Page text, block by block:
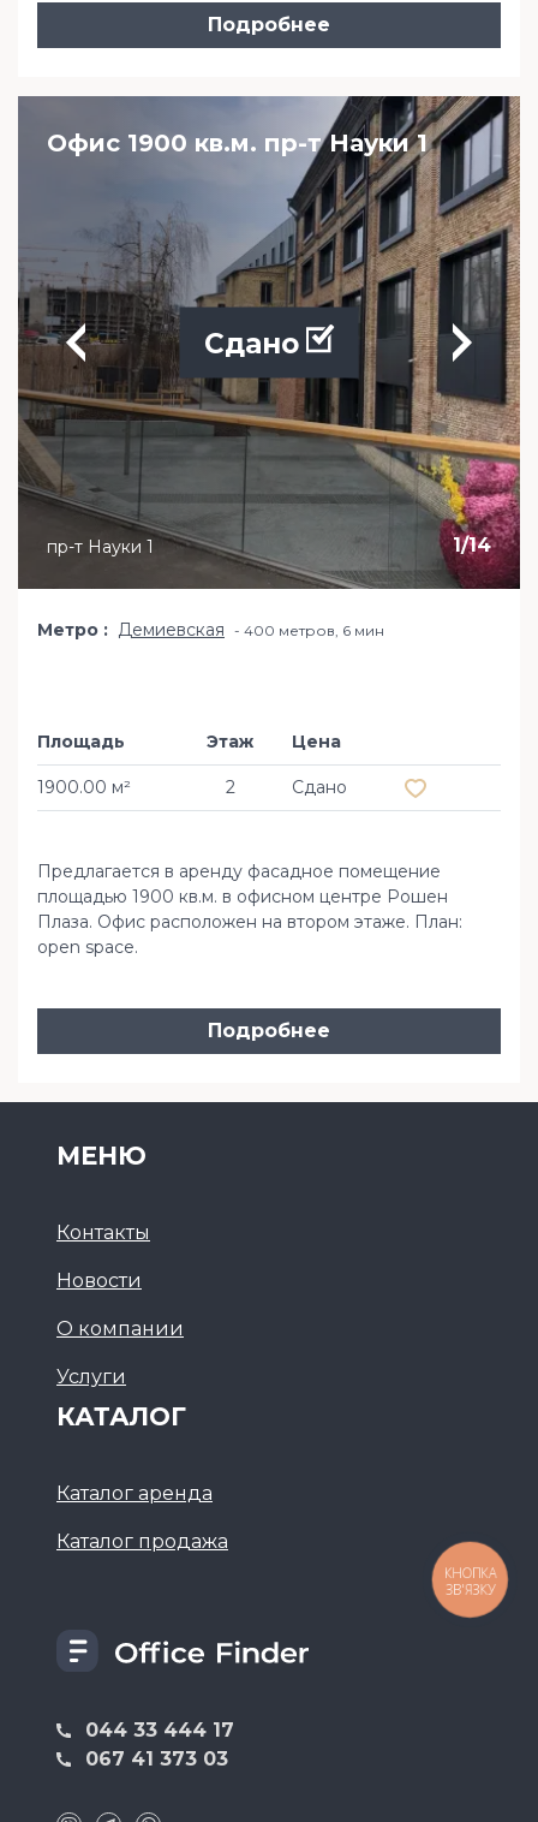
Подробнее
Офис 1900 кв.м. пр-т Науки 1
1/14
Сдано
пр-т Науки 1
Метро Демиевская 400 метров, 6 мин
Площадь
1900.00 м²
Этаж
2
Цена
Сдано
Предлагается в аренду фасадное помещение
площадью 1900 кв.м. в офисном центре Рошен
Плаза. Офис расположен на втором этаже. План:
open space.
Подробнее
044 33 444 17
067 41 373 03
МЕНЮ
Контакты
Новости
О компании
Услуги
КАТАЛОГ
Каталог аренда
Каталог продажа
КНОПКА
ЗВ'ЯЗКУ